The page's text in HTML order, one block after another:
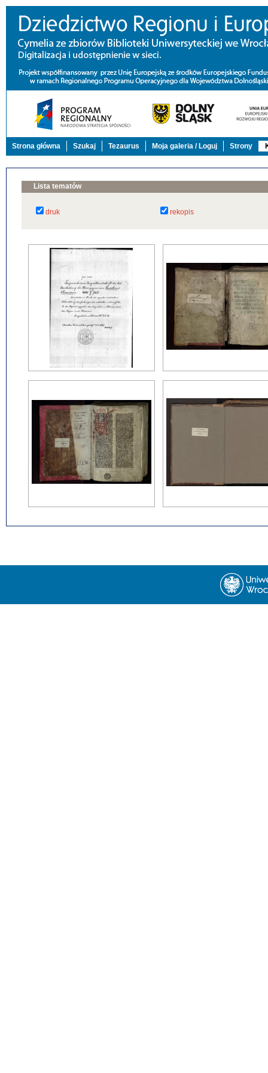
Strona główna Szukaj Tezaurus Moja galeria / Loguj Strony
Lista tematów
druk rekopis